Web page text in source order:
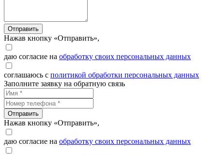
Отправить
Нажав кнопку «Отправить»,
даю согласие на обработку своих персональных данных
соглашаюсь с политикой обработки персональных данных
Заполните заявку на обратную связь
Отправить
Нажав кнопку «Отправить»,
даю согласие на обработку своих персональных данных